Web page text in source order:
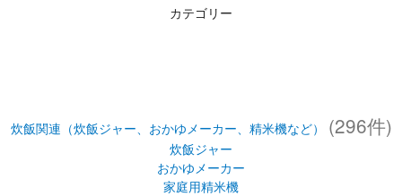
カテゴリー
炊飯関連（炊飯ジャー、おかゆメーカー、精米機など） (296件)
炊飯ジャー
おかゆメーカー
家庭用精米機